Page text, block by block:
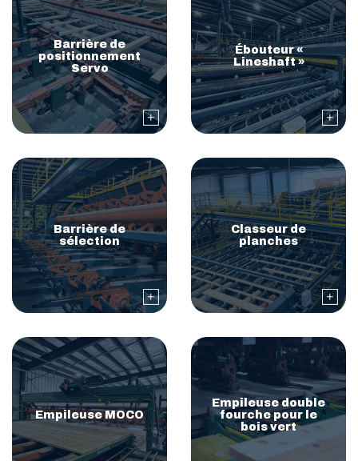
Barrière de
positionnement
Servo
Ébouteur «
Lineshaft »
Barrière de
sélection
Classeur de
planches
Empileuse MOCO
Empileuse double
fourche pour le
bois vert